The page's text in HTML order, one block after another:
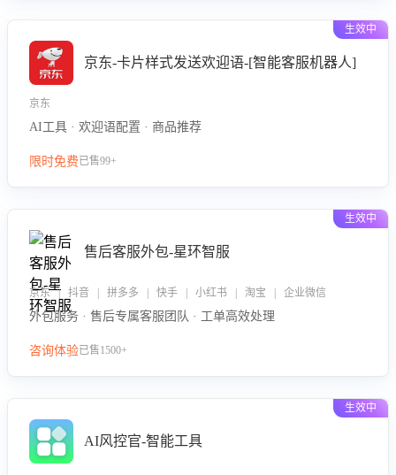
生效中
京东-卡片样式发送欢迎语-[智能客服机器人]
京东
AI工具 · 欢迎语配置 · 商品推荐
限时免费已售99+
生效中
售后客服外包-星环智服
京东 | 抖音 | 拼多多 | 快手 | 小红书 | 淘宝 | 企业微信
外包服务 · 售后专属客服团队 · 工单高效处理
咨询体验已售1500+
生效中
AI风控官-智能工具